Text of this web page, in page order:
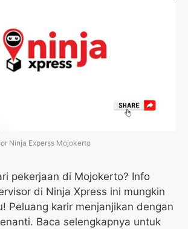
o
Ninja Experss Mojokerto
pekerjaan di Mojokerto? Info
di Ninja Xpress ini mungkin
Peluang karir menjanjikan dengan
Baca selengkapnya untuk